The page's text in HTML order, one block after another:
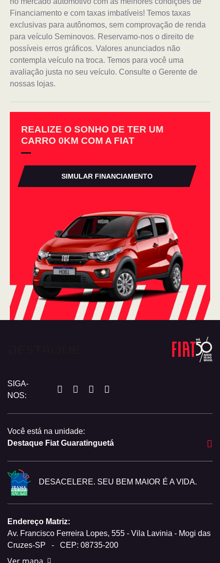
Financiamento e com taxas imbatíveis! Temos taxas
exclusivas para autônomos, sem comprovação de renda
para veículo Seminovos. Reservamo-nos o direito de
possíveis erros gráficos. Valores anunciados não
contempla veículo na troca. Temos para você uma
avaliação justa no seu veículo. Consulte o Gerente de
nossas lojas.
REALIZE O SONHO DE TER UM
CARRO 0KM COM A FIAT
SIMULAR FINANCIAMENTO
SIGA-
NOS:
Você está na unidade:
Destaque Fiat Guaratinguetá
DESACELERE. SEU BEM MAIOR É A VIDA.
Endereço Matriz:
Av. Francisco Ferreira Lopes, 555 - Vila Lavinia - Mogi das
Cruzes-SP
- CEP: 08735-200